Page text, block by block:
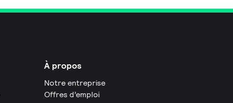
À propos
Notre entreprise
Offres d’emploi